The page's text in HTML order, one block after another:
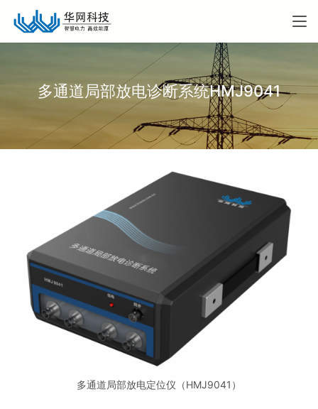
多通道局部放电诊断系统HMJ9041
多通道局部放电定位仪（HMJ9041）